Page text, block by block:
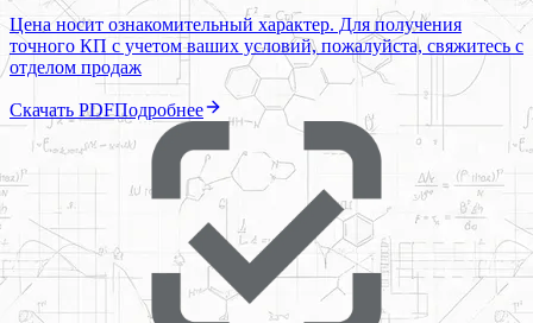
Цена носит ознакомительный характер. Для получения
точного КП с учетом ваших условий, пожалуйста, свяжитесь с
отделом продаж
Скачать PDFПодробнее